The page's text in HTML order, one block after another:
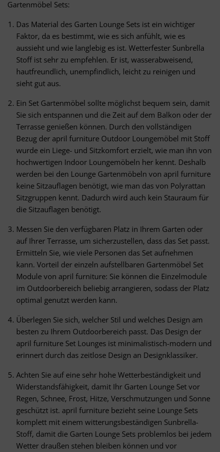
Gartenmöbel Sets:
Das Material des Garten Lounge Sets ist ein wichtiger
Faktor, da es bestimmt, wie es sich anfühlt, wie es
aussieht und wie langlebig es ist. Wetterfester Sunbrella
Stoff ist sehr zu empfehlen. Er ist, wasserabweisend,
hautfreundlich, unempfindlich, leicht zu reinigen und
sieht gut aus.
Ein Set Gartenmöbel sollte möglichst bequem sein, damit
Sie sich entspannen und die Zeit auf dem Balkon oder der
Terrasse genießen können. Durch den vollständigen
Bezug der april furniture Outdoor Loungemöbel mit Stoff
wurde ein Liege- und Sitzkomfort erzielt, wie man ihn von
hochwertigen Indoor Loungemöbeln her kennt. Deshalb
werden bei den Lounge Gartenmöbeln von april furniture
keine Sitzauflagen benötigt, wie man das von Polyrattan
Sitzgruppen kennt. Dadurch wird auch kein Stauraum für
die Sitzauflagen benötigt.
Messen Sie den verfügbaren Platz in Ihrem Garten oder
auf Ihrer Terrasse, um sicherzustellen, dass das Set passt.
Ermitteln Sie, wie viele Personen das Set aufnehmen
kann. Vorteil der einzeln aufstellbaren Gartenmöbel Set
Module von april furniture: Sie können die Einzelmodule
im Outdoorbereich beliebig arrangieren, sodass der Platz
optimal genutzt werden kann.
Überlegen Sie sich, welcher Stil und welches Design am
besten zu Ihrem Outdoorbereich passt. Das Design der
april furniture Set Lounges ist minimalistisch-modern und
erinnert durch das zeitlose Design an Designklassiker.
Achten Sie auf eine sehr hohe Wetterbeständigkeit und
Widerstandsfähigkeit, damit Ihr Garten Lounge Set vor
Regen, Schnee, Frost, Hitze, Verschmutzungen und Sonne
geschützt ist. april furniture bezieht seine Lounge Sets
komplett mit einem witterungsbeständigen Sunbrella-
Stoff, damit die Garten Lounge Sets problemlos bei jedem
Wetter draußen stehen bleiben können und vor